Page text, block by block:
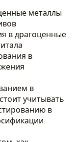
металлы
в драгоценные
в
в
учитывать
в